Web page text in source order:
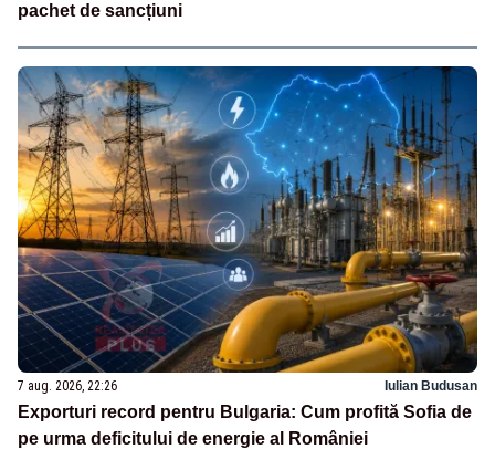
pachet de sancțiuni
7 aug. 2026, 22:26 Iulian Budusan
Exporturi record pentru Bulgaria: Cum profită Sofia de
pe urma deficitului de energie al României